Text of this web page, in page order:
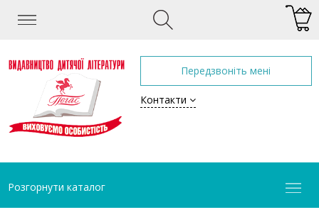
Передзвоніть мені
Контакти
Розгорнути каталог